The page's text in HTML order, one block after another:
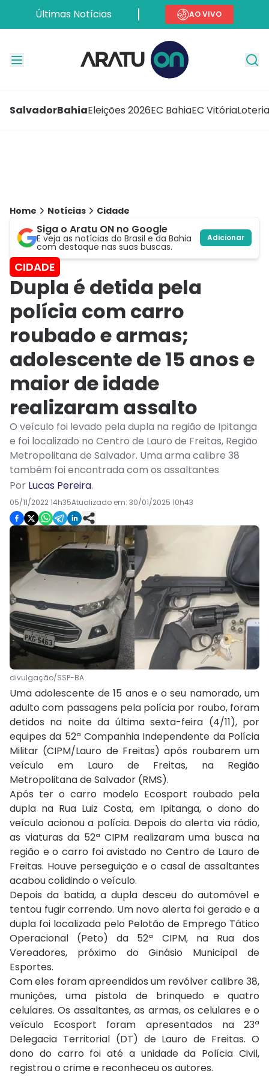
Últimas Notícias AO VIVO
SalvadorBahiaEleições 2026EC BahiaEC Vitória
Home Notícias Cidade
Siga o Aratu ON no Google
E veja as notícias do Brasil e da Bahia
com destaque nas suas buscas.
Adicionar
CIDADE
Dupla é detida pela
polícia com carro
roubado e armas;
adolescente de 15 anos e
maior de idade
realizaram assalto
O veículo foi levado pela dupla na região de Ipitanga
e foi localizado no Centro de Lauro de Freitas, Região
Metropolitana de Salvador. Uma arma calibre 38
também foi encontrada com os assaltantes
Por Lucas Pereira.
05/11/2022 14h35Atualizado em: 30/01/2025 10h43
divulgação/SSP-BA
Uma adolescente de 15 anos e o seu namorado, um
adulto com passagens pela polícia por roubo, foram
detidos na noite da última sexta-feira (4/11), por
equipes da 52ª Companhia Independente da Polícia
Militar (CIPM/Lauro de Freitas) após roubarem um
veículo em Lauro de Freitas, na Região
Metropolitana de Salvador (RMS).
Após ter o carro modelo Ecosport roubado pela
dupla na Rua Luiz Costa, em Ipitanga, o dono do
veículo acionou a polícia. Depois do alerta via rádio,
as viaturas da 52ª CIPM realizaram uma busca na
região e o carro foi avistado no Centro de Lauro de
Freitas. Houve perseguição e o casal de assaltantes
acabou colidindo o veículo.
Depois da batida, a dupla desceu do automóvel e
tentou fugir correndo. Um novo alerta foi gerado e a
dupla foi localizada pelo Pelotão de Emprego Tático
Operacional (Peto) da 52ª CIPM, na Rua dos
Vereadores, próximo do Ginásio Municipal de
Esportes.
Com eles foram apreendidos um revólver calibre 38,
munições, uma pistola de brinquedo e quatro
celulares. Os assaltantes, as armas, os celulares e o
veículo Ecosport foram apresentados na 23ª
Delegacia Territorial (DT) de Lauro de Freitas. O
dono do carro foi até a unidade da Polícia Civil,
registrou o crime e reconheceu os autores.